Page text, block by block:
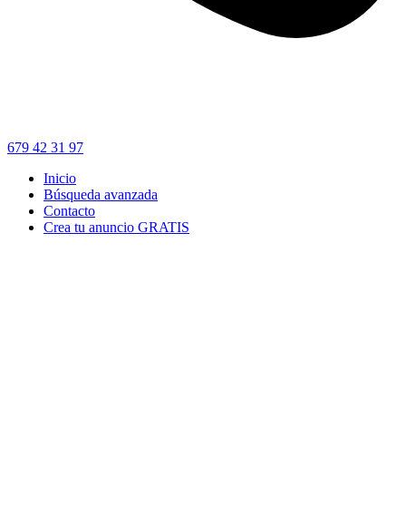
679 42 31 97
Inicio
Búsqueda avanzada
Contacto
Crea tu anuncio GRATIS